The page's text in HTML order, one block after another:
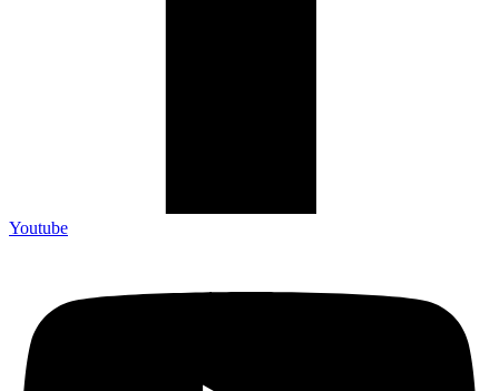
Youtube